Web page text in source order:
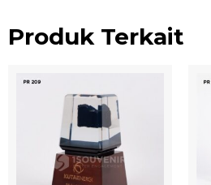
Produk Terkait